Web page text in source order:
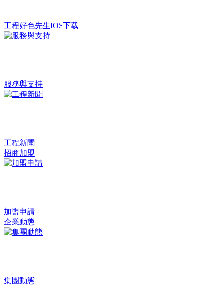
工程好色先生IOS下载
服務與支持
工程新聞
招商加盟
加盟申請
企業動態
集團動態